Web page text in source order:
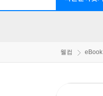
웰컴 eBook